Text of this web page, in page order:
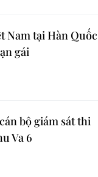
Nam tại Hàn Quốc
gái
bộ giám sát thi
Va 6